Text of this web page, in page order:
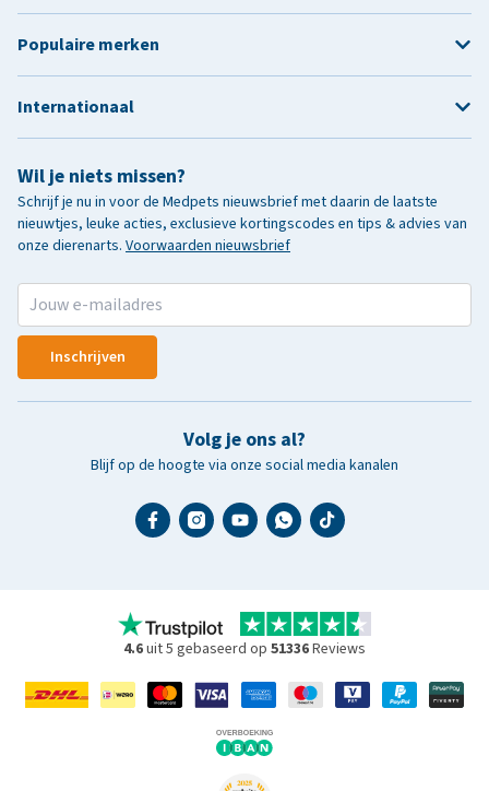
Wil je niets missen?
Schrijf je nu in voor de Medpets nieuwsbrief met daarin de laatste
nieuwtjes, leuke acties, exclusieve kortingscodes en tips & advies van
onze dierenarts. Voorwaarden nieuwsbrief
Inschrijven
Volg je ons al?
Blijf op de hoogte via onze social media kanalen
Populaire merken
Internationaal
4.6uit 5 gebaseerd op 51336Reviews